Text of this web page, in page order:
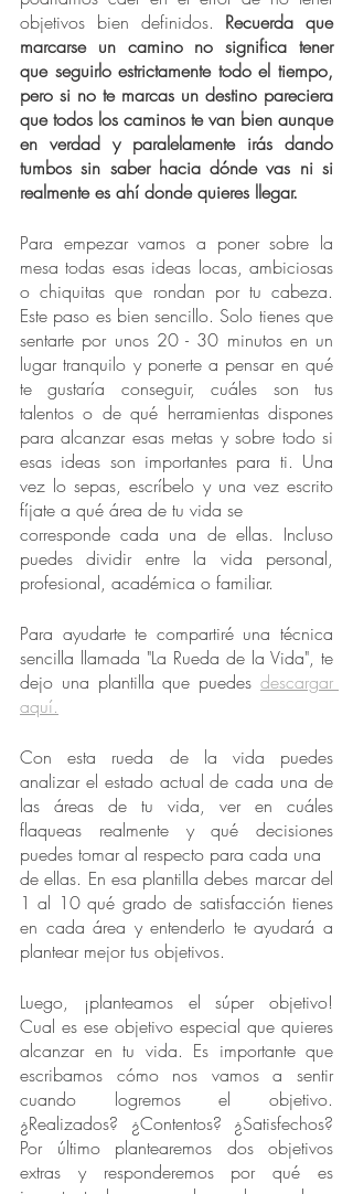
objetivos bien definidos. Recuerda que
marcarse un camino no significa tener
que seguirlo estrictamente todo el tiempo,
pero si no te marcas un destino pareciera
que todos los caminos te van bien aunque
en verdad y paralelamente irás dando
tumbos sin saber hacia dónde vas ni si
realmente es ahí donde quieres llegar.
Para empezar vamos a poner sobre la
mesa todas esas ideas locas, ambiciosas
o chiquitas que rondan por tu cabeza.
Este paso es bien sencillo. Solo tienes que
sentarte por unos 20 - 30 minutos en un
lugar tranquilo y ponerte a pensar en qué
te gustaría conseguir, cuáles son tus
talentos o de qué herramientas dispones
para alcanzar esas metas y sobre todo si
esas ideas son importantes para ti. Una
vez lo sepas, escríbelo y una vez escrito
fíjate a qué área de tu vida se
corresponde cada una de ellas. Incluso
puedes dividir entre la vida personal,
profesional, académica o familiar.
Para ayudarte te compartiré una técnica
sencilla llamada "La Rueda de la Vida", te
dejo una plantilla que puedes descargar
aquí.
Con esta rueda de la vida puedes
analizar el estado actual de cada una de
las áreas de tu vida, ver en cuáles
flaqueas realmente y qué decisiones
puedes tomar al respecto para cada una
de ellas. En esa plantilla debes marcar del
1 al 10 qué grado de satisfacción tienes
en cada área y entenderlo te ayudará a
plantear mejor tus objetivos.
Luego, ¡planteamos el súper objetivo!
Cual es ese objetivo especial que quieres
alcanzar en tu vida. Es importante que
escribamos cómo nos vamos a sentir
cuando logremos el objetivo.
¿Realizados? ¿Contentos? ¿Satisfechos?
Por último plantearemos dos objetivos
extras y responderemos por qué es